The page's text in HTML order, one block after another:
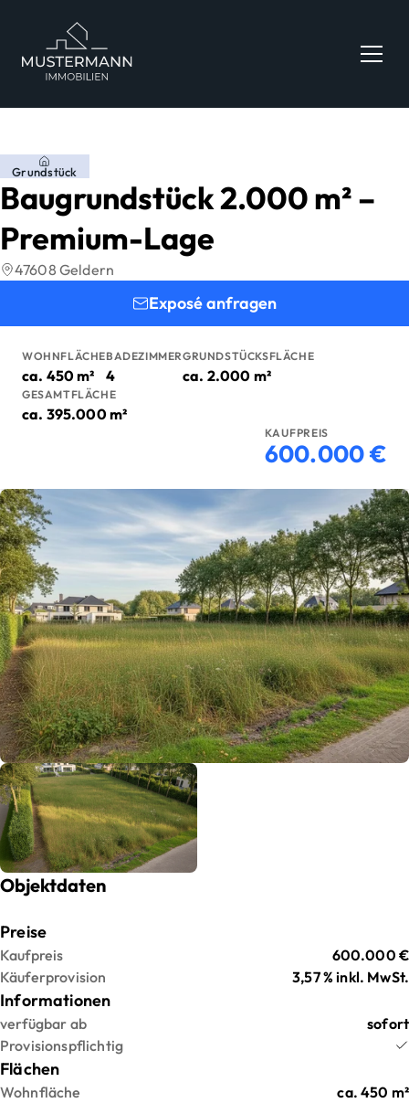
Zum Fuß springen
Grundstück
Baugrundstück 2.000 m² –
Premium-Lage
47608 Geldern
Exposé anfragen
WOHNFLÄCHE
ca. 450m²
BADEZIMMER
4
GRUNDSTÜCKSFLÄCHE
ca. 2.000 m²
GESAMTFLÄCHE
ca. 395.000m²
KAUFPREIS
600.000 €
Objektdaten
Preise
Kaufpreis
600.000 €
Käuferprovision
3,57 % inkl. MwSt.
Informationen
verfügbar ab
sofort
Provisionspflichtig
Flächen
Wohnfläche ca. 450 m²